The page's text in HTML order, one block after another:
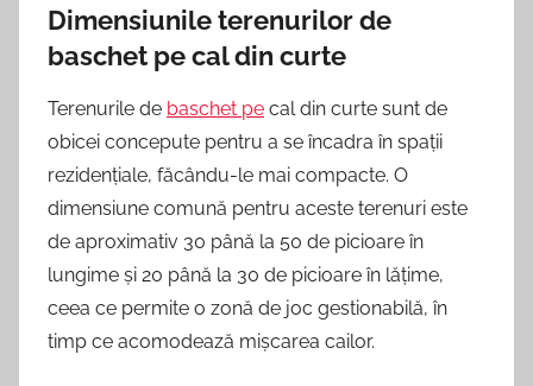
Dimensiunile terenurilor de
baschet pe cal din curte
Terenurile de baschet pe cal din curte sunt de
obicei concepute pentru a se încadra în spații
rezidențiale, făcându-le mai compacte. O
dimensiune comună pentru aceste terenuri este
de aproximativ 30 până la 50 de picioare în
lungime și 20 până la 30 de picioare în lățime,
ceea ce permite o zonă de joc gestionabilă, în
timp ce acomodează mișcarea cailor.